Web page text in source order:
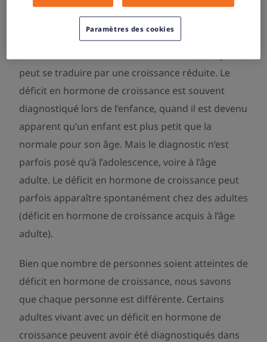
Le déficit en hormone de croissance est une
affection qui amène l’organisme à ne pas produire
peut se traduire par une croissance réduite. Le
déficit en hormone de croissance est souvent
diagnostiqué lors de l’enfance, quand il est devenu
apparent qu’un enfant est plus petit que la
normale pour son âge. Mais le diagnostic n’est
parfois posé qu’à l’adolescence, voire à l’âge
adulte. Le déficit en hormone de croissance peut
parfois apparaître spontanément chez des adultes
(déficit en hormone de croissance acquis à l’âge
adulte).
Bien que nombre de personnes soient atteintes de
déficit en hormone de croissance, nous savons
que chaque personne est différente. Certains
adultes vivant avec un déficit en hormone de
croissance peuvent avoir été diagnostiqués dans
Paramètres des cookies